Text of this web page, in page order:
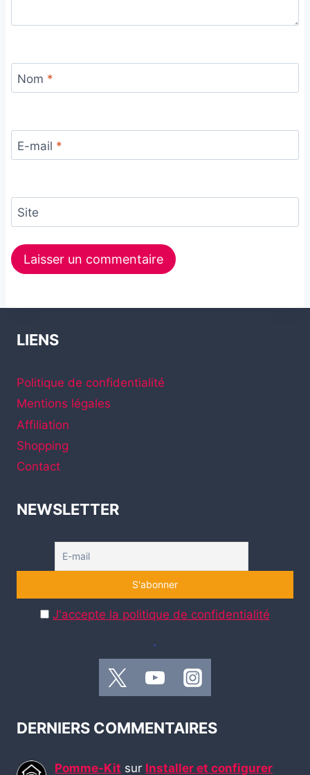
Nom *
E-mail *
Site
LIENS
Politique de confidentialité
Mentions légales
Affiliation
Shopping
Contact
NEWSLETTER
J'accepte la politique de confidentialité
.
DERNIERS COMMENTAIRES
Pomme-Kit sur Installer et configurer